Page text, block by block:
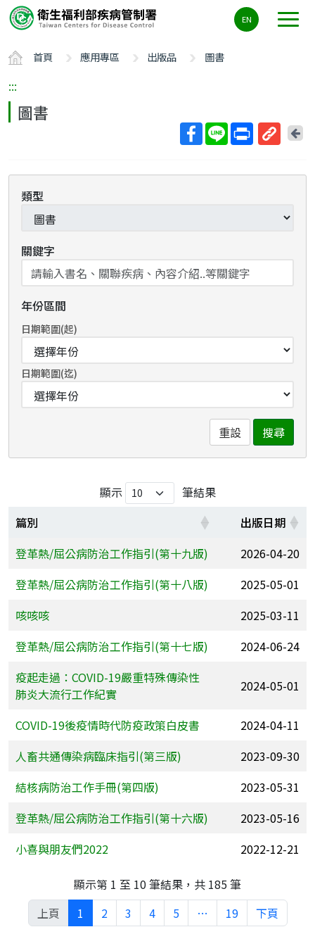
要
容
ALT+C
EN
首頁 應用專區 出版品 圖書
:::
圖書
回
類型
關鍵字
年份區間
日期範圍(起)
日期範圍(迄)
重設 搜尋
顯示
筆結果
篇別
出版日期
登革熱/屈公病防治工作指引(第十九版)
2026-04-20
登革熱/屈公病防治工作指引(第十八版)
2025-05-01
咳咳咳
2025-03-11
登革熱/屈公病防治工作指引(第十七版)
2024-06-24
疫起走過：COVID-19嚴重特殊傳染性
肺炎大流行工作紀實
2024-05-01
COVID-19後疫情時代防疫政策白皮書
2024-04-11
人畜共通傳染病臨床指引(第三版)
2023-09-30
結核病防治工作手冊(第四版)
2023-05-31
登革熱/屈公病防治工作指引(第十六版)
2023-05-16
小喜與朋友們2022
2022-12-21
顯示第 1 至 10 筆結果，共 185 筆
上頁
1 2 3 4 5 … 19 下頁